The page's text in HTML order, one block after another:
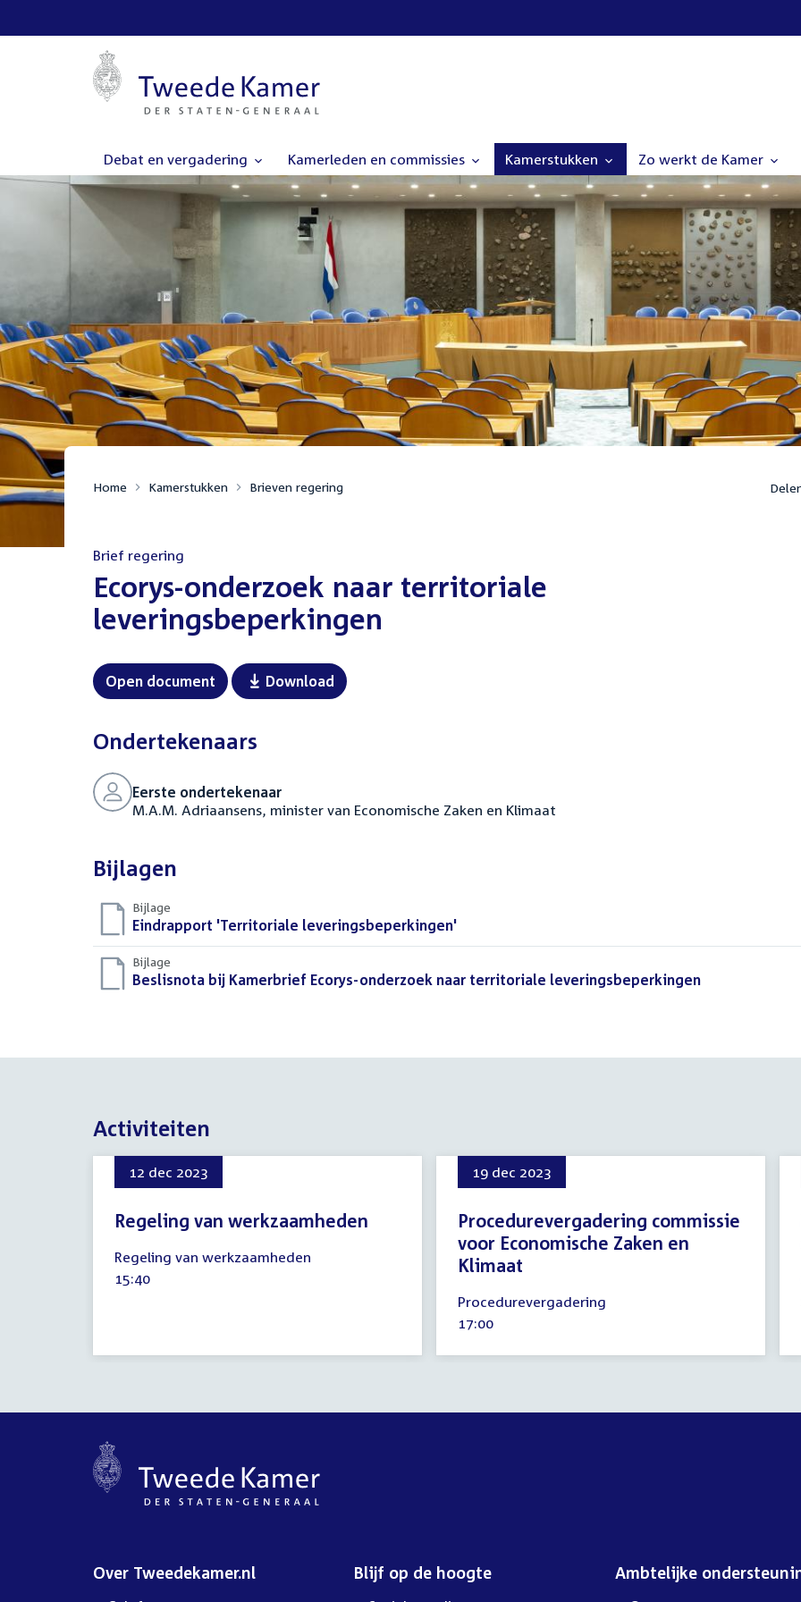
Debat en vergadering Kamerleden en commissies Kamerstukken Zo werkt de Kamer
Home Kamerstukken Brieven regering
Brief regering
:Ecorys-onderzoek naar territoriale
leveringsbeperkingen
Open document Download
Ondertekenaars
Eerste ondertekenaar
M.A.M. Adriaansens, minister van Economische Zaken en Klimaat
Bijlagen
Bijlage
Download
bestand:
Eindrapport 'Territoriale leveringsbeperkingen'
Bijlage
Download
Beslisnota bij Kamerbrief Ecorys-onderzoek naar territoriale leveringsbeperkingen
Activiteiten
12 dec 2023
Regeling van werkzaamheden
december
2023
Regeling van werkzaamheden
Tijd
15:40
19 dec 2023
Procedurevergadering commissie
voor Economische Zaken en
Klimaat
december
2023
Procedurevergadering
Tijd
17:00
Over Tweedekamer.nl Blijf op de hoogte Ambtelijke